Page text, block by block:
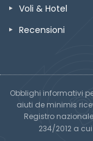
Voli & Hotel
Recensioni
Obblighi informativi
aiuti de minimis
Registro
234/2012 a